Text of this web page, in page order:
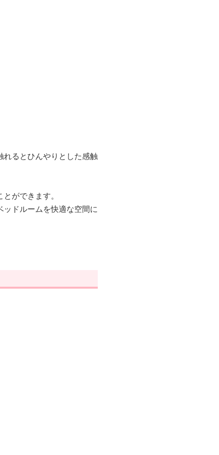
れるとひんやりとした感触
ができます。
ドルームを快適な空間に